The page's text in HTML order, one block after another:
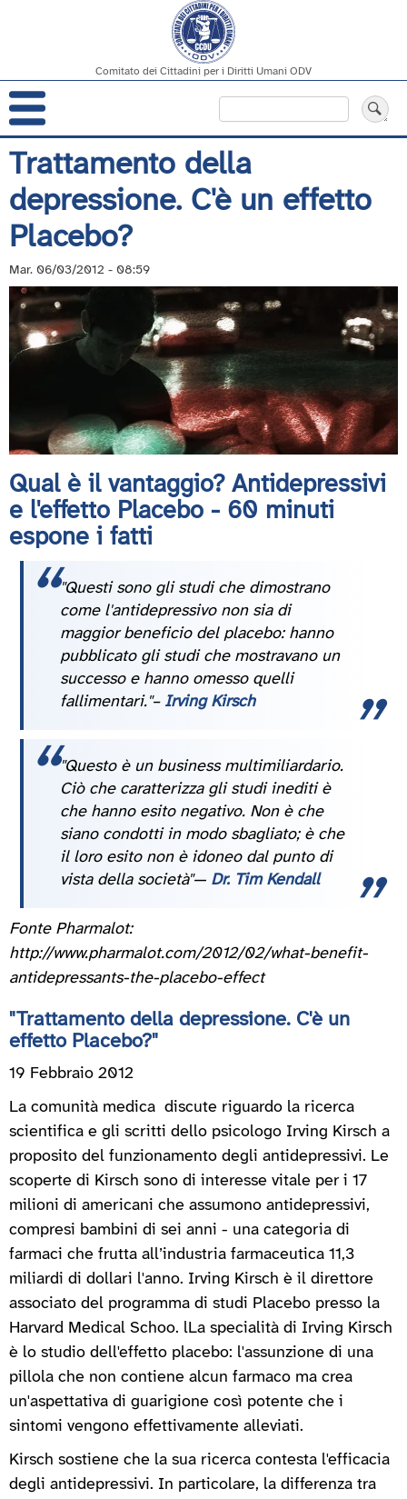
Salta
contenuto
principale
Comitato dei Cittadini per i Diritti Umani ODV
Navigazione
principale
Trattamento della
depressione. C'è un effetto
Placebo?
Mar. 06/03/2012 - 08:59
Qual è il vantaggio? Antidepressivi
e l'effetto Placebo - 60 minuti
espone i fatti
"Questi sono gli studi che dimostrano
come l'antidepressivo non sia di
maggior beneficio del placebo: hanno
pubblicato gli studi che mostravano un
successo e hanno omesso quelli
fallimentari."–Irving Kirsch
"Questo è un business multimiliardario.
Ciò che caratterizza gli studi inediti è
che hanno esito negativo. Non è che
siano condotti in modo sbagliato; è che
il loro esito non è idoneo dal punto di
vista della società"— Dr. Tim Kendall
Fonte Pharmalot:
http://www.pharmalot.com/2012/02/what-benefit-
antidepressants-the-placebo-effect
"Trattamento della depressione. C'è un
effetto Placebo?"
19 Febbraio 2012
La comunità medica discute riguardo la ricerca
scientifica e gli scritti dello psicologo Irving Kirsch a
proposito del funzionamento degli antidepressivi. Le
scoperte di Kirsch sono di interesse vitale per i 17
milioni di americani che assumono antidepressivi,
compresi bambini di sei anni - una categoria di
farmaci che frutta all’industria farmaceutica 11,3
miliardi di dollari l'anno. Irving Kirsch è il direttore
associato del programma di studi Placebo presso la
Harvard Medical Schoo. lLa specialità di Irving Kirsch
è lo studio dell'effetto placebo: l'assunzione di una
pillola che non contiene alcun farmaco ma crea
un'aspettativa di guarigione così potente che i
sintomi vengono effettivamente alleviati.
Kirsch sostiene che la sua ricerca contesta l'efficacia
degli antidepressivi. In particolare, la differenza tra